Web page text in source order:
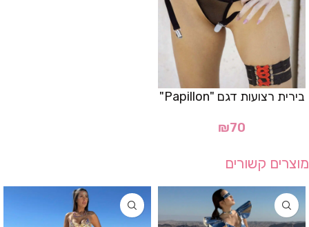
בירית רצועות דגם "Papillon"
₪70
מוצרים קשורים